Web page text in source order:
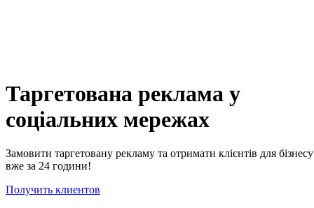
Таргетована реклама у
соціальних мережах
Замовити таргетовану рекламу та отримати клієнтів для бізнесу
вже за 24 години!
Получить клиентов